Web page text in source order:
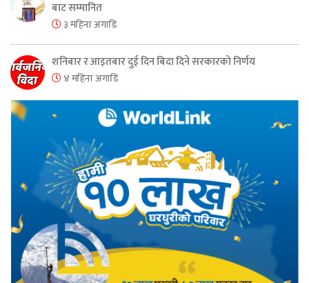
बाट सम्मानित
३ महिना अगाडि
शनिबार र आइतबार दुई दिन बिदा दिने सरकारको निर्णय
४ महिना अगाडि